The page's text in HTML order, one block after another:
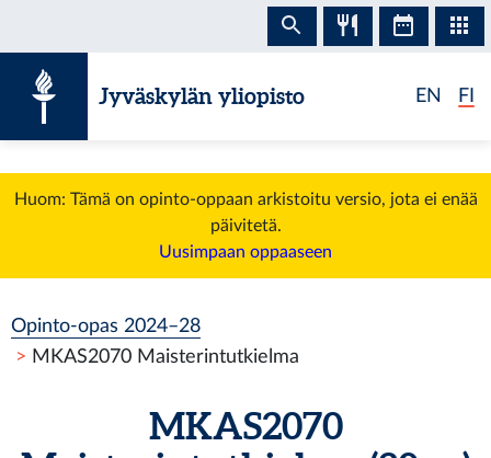
Jyväskylän yliopisto EN FI
Huom: Tämä on opinto-oppaan arkistoitu versio, jota ei enää
päivitetä.
Uusimpaan oppaaseen
Opinto-opas 2024–28
MKAS2070 Maisterintutkielma
MKAS2070